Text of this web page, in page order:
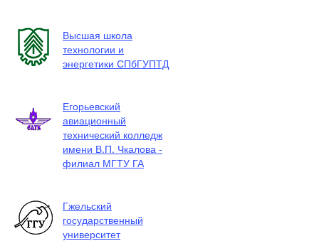
Высшая школа
технологии и
энергетики СПбГУПТД
Егорьевский
авиационный
технический колледж
имени В.П. Чкалова -
филиал МГТУ ГА
Гжельский
государственный
университет